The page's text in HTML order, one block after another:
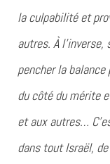
la culpabilité et
autres. À
pencher la
du côté du mérite
et aux autres…
dans tout Israël,